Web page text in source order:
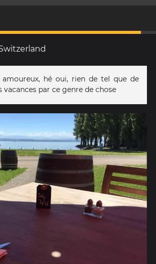
hé oui, rien de tel que de
par ce genre de chose